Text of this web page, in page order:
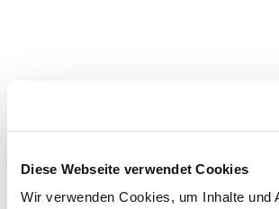
Diese Webseite verwendet Cookies
Wir verwenden Cookies, um Inhalte und